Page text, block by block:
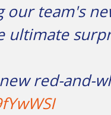
team's
ultimate
red-and-